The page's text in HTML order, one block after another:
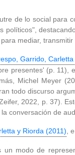
de lo social para
políticos",
mediar,
Garrido,
presentes' (p.
Michel Meyer
todo discurso
2022, p. 37).
conversación de
y Riorda (2011),
un modo de